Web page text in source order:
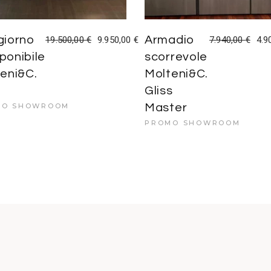
19.500,00€
Il
9.950,00 €
Il
SHOWROOM
Armadio
scorrevole
Molteni&C.
Gliss
Master
7.940,00€
Il
Il
PROMO SHOWROOM